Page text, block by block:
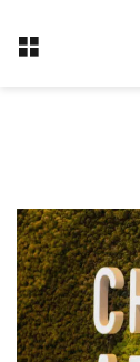
Меню